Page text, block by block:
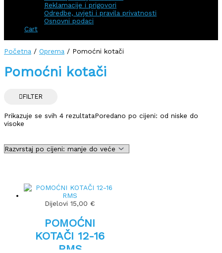
Reklamacije i prigovori
Odredbe, uvjeti i pravila privatnosti
Osnovni podaci
Cart
Početna / Oprema / Pomoćni kotači
Pomoćni kotači
FILTER
Prikazuje se svih 4 rezultataPoredano po cijeni: od niske do
visoke
Dijelovi 15,00 €
POMOĆNI
KOTAČI 12-16
RMS